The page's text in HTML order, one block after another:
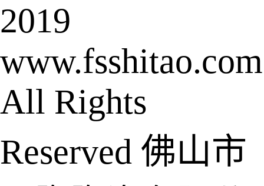
2019
www.fsshitao.com
All Rights
Reserved 佛山市